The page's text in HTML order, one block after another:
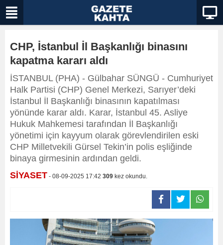
CHP, İstanbul İl Başkanlığı binasını
kapatma kararı aldı
İSTANBUL (PHA) - Gülbahar SÜNGÜ - Cumhuriyet
Halk Partisi (CHP) Genel Merkezi, Sarıyer’deki
İstanbul İl Başkanlığı binasının kapatılması
yönünde karar aldı. Karar, İstanbul 45. Asliye
Hukuk Mahkemesi tarafından İl Başkanlığı
yönetimi için kayyum olarak görevlendirilen eski
CHP Milletvekili Gürsel Tekin’in polis eşliğinde
binaya girmesinin ardından geldi.
SİYASET - 08-09-2025 17:42 309 kez okundu.